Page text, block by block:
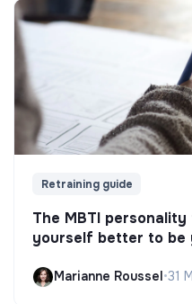
Retraining guide
The MBTI
yourself better to be
Marianne Roussel •31